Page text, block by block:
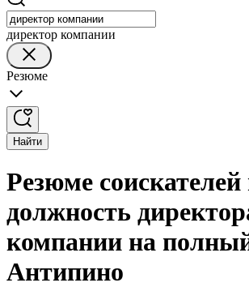
директор компании
Резюме
Найти
Резюме соискателей
должность
компании на
Антипино